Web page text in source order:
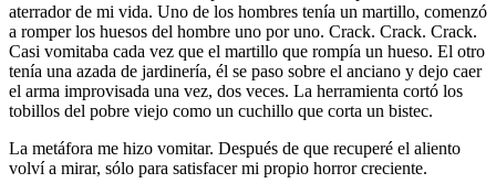
aterrador de mi vida. Uno de los hombres tenía un martillo, comenzó
a romper los huesos del hombre uno por uno. Crack. Crack. Crack.
Casi vomitaba cada vez que el martillo que rompía un hueso. El otro
tenía una azada de jardinería, él se paso sobre el anciano y dejo caer
el arma improvisada una vez, dos veces. La herramienta cortó los
tobillos del pobre viejo como un cuchillo que corta un bistec.
La metáfora me hizo vomitar. Después de que recuperé el aliento
volví a mirar, sólo para satisfacer mi propio horror creciente.